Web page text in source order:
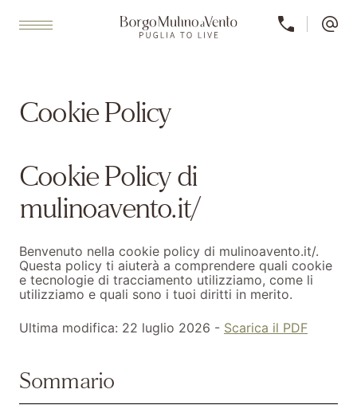
Cookie Policy
Cookie Policy di
mulinoavento.it/
Benvenuto nella cookie policy di mulinoavento.it/.
Questa policy ti aiuterà a comprendere quali cookie
e tecnologie di tracciamento utilizziamo, come li
utilizziamo e quali sono i tuoi diritti in merito.
Ultima modifica: 22 luglio 2026 - Scarica il PDF
Sommario